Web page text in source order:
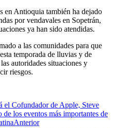
en Antioquia también ha dejado
por vendavales en Sopetrán,
ya han sido atendidas.
a las comunidades para que
temporada de lluvias y de
autoridades situaciones y
riesgos.
el Cofundador de Apple, Steve
los eventos más importantes de
Anterior